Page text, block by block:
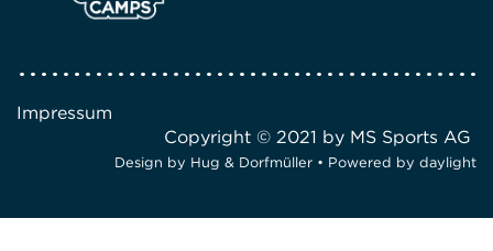
Impressum
Copyright © 2021 by MS Sports AG
Design by Hug & Dorfmüller • Powered by daylight